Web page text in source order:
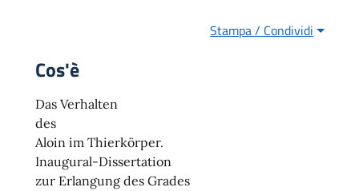
Stampa / Condividi
Cos'è
Das Verhalten
des
Aloin im Thierkörper.
Inaugural-Dissertation
zur Erlangung des Grades